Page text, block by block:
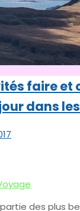
faire et
dans
des plus